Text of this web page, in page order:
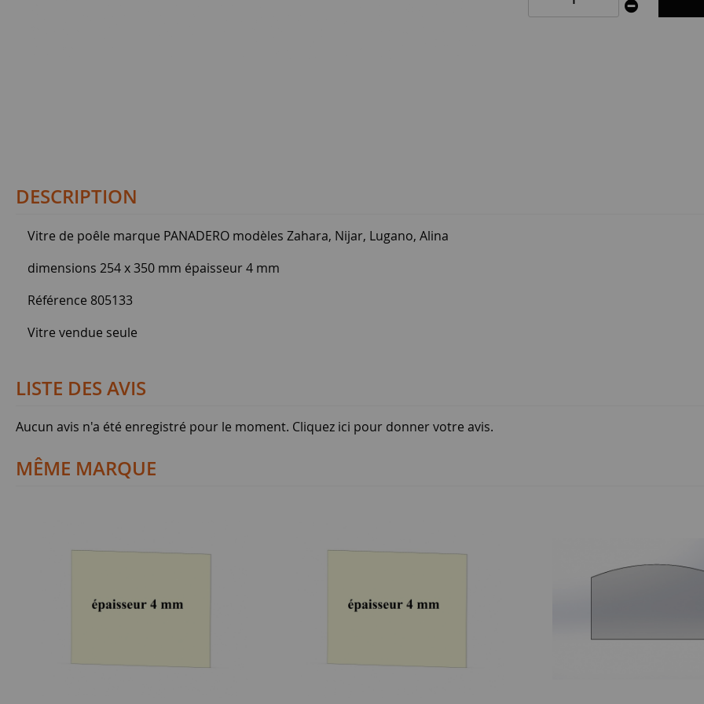
DESCRIPTION
Vitre de poêle marque PANADERO modèles Zahara, Nijar, Lugano, Alina
dimensions 254 x 350 mm épaisseur 4 mm
Référence 805133
Vitre vendue seule
LISTE DES AVIS
Aucun avis n'a été enregistré pour le moment. Cliquez ici pour donner votre avis.
MÊME MARQUE